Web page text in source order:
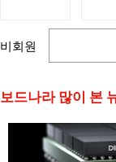
비회원
보드나라 많이 본